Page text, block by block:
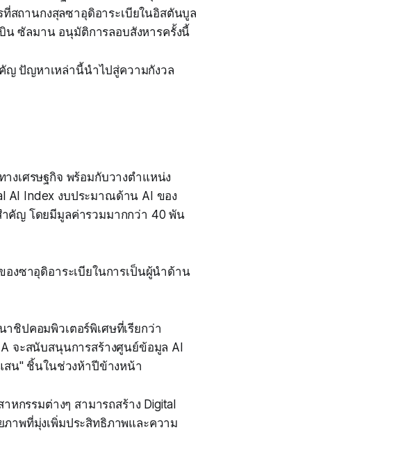
สถานกงสุลซาอุดิอาระเบียในอิสตันบูล
น ซัลมาน อนุมัติการลอบสังหารครั้งนี้
ญ ปัญหาเหล่านี้นำไปสู่ความกังวล
งเศรษฐกิจ พร้อมกับวางตำแหน่ง
AI Index งบประมาณด้าน AI ของ
ำคัญ โดยมีมูลค่ารวมมากกว่า 40 พัน
งซาอุดิอาระเบียในการเป็นผู้นำด้าน
ชิปคอมพิวเตอร์พิเศษที่เรียกว่า
จะสนับสนุนการสร้างศูนย์ข้อมูล AI
สน" ชิ้นในช่วงห้าปีข้างหน้า
กรรมต่างๆ สามารถสร้าง Digital
ภาพที่มุ่งเพิ่มประสิทธิภาพและความ